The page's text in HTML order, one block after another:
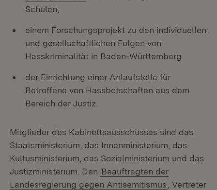
Schulen,
einem Forschungsprojekt zu den individuellen
und gesellschaftlichen Folgen von
Hasskriminalität in Baden-Württemberg
der Einrichtung einer Anlaufstelle für
Betroffene von Hassbotschaften aus dem
Bereich der Justiz.
Mitglieder des Kabinettsausschusses sind das
Staatsministerium, das Innenministerium, das
Kultusministerium, das Sozialministerium und das
Justizministerium. Den Beauftragten der
Landesregierung gegen Antisemitismus
, Vertreter